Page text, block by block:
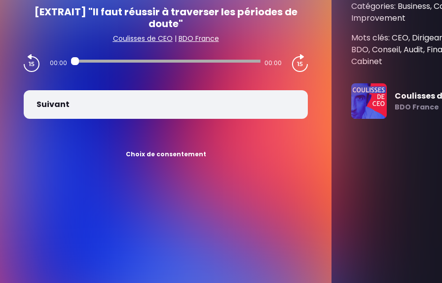
[EXTRAIT] "Il faut réussir à traverser les périodes de
doute"
Coulisses de CEO | BDO France
00:00 00:00
Suivant
Choix de consentement
Catégories: Business,
Improvement
Mots clés: CEO,
BDO, Conseil, Audit,
Cabinet
Coulisses
BDO France